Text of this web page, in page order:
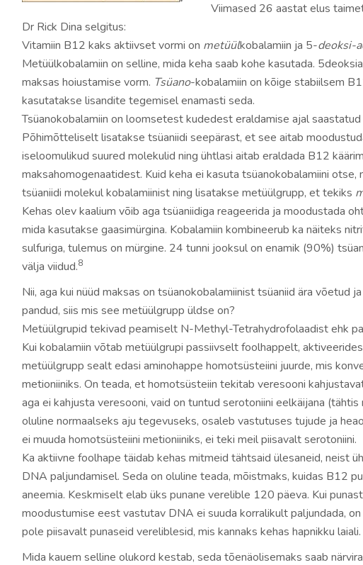
Viimased 26 aastat elus
Dr Rick Dina selgitus:
Vitamiin B12 kaks aktiivset vormi on metüülkobalamiin ja 5-deoksi-
Metüülkobalamiin on selline, mida keha saab kohe kasutada.
maksas hoiustamise vorm. Tsüano-kobalamiin on kõige stabiilsem
kasutatakse lisandite tegemisel enamasti seda.
Tsüanokobalamiin on loomsetest kudedest eraldamise ajal saastatud
Põhimõtteliselt lisatakse tsüaniidi seepärast, et see aitab
iseloomulikud suured molekulid ning ühtlasi aitab eraldada B12
maksahomogenaatidest. Kuid keha ei kasuta tsüanokobalamiini otse,
tsüaniidi molekul kobalamiinist ning lisatakse metüülgrupp, et tekiks
Kehas olev kaalium võib aga tsüaniidiga reageerida ja moodustada
mida kasutakse gaasimürgina. Kobalamiin kombineerub ka näiteks
sulfuriga, tulemus on mürgine. 24 tunni jooksul on enamik (90%)
välja viidud.8
Nii, aga kui nüüd maksas on tsüanokobalamiinist tsüaniid ära võetud
pandud, siis mis see metüülgrupp üldse on?
Metüülgrupid tekivad peamiselt N-Methyl-Tetrahydrofolaadist ehk
Kui kobalamiin võtab metüülgrupi passiivselt foolhappelt,
metüülgrupp sealt edasi aminohappe homotsüsteiini juurde, mis
metioniiniks. On teada, et homotsüsteiin tekitab veresooni
aga ei kahjusta veresooni, vaid on tuntud serotoniini eelkäijana
oluline normaalseks aju tegevuseks, osaleb vastutuses tujude ja
ei muuda homotsüsteiini metioniiniks, ei teki meil piisavalt serotoniini.
Ka aktiivne foolhape täidab kehas mitmeid tähtsaid ülesaneid, neist
DNA paljundamisel. Seda on oluline teada, mõistmaks, kuidas B12
aneemia. Keskmiselt elab üks punane verelible 120 päeva. Kui
moodustumise eest vastutav DNA ei suuda korralikult paljundada,
pole piisavalt punaseid vereliblesid, mis kannaks kehas hapnikku laiali.
Mida kauem selline olukord kestab, seda tõenäolisemaks saab